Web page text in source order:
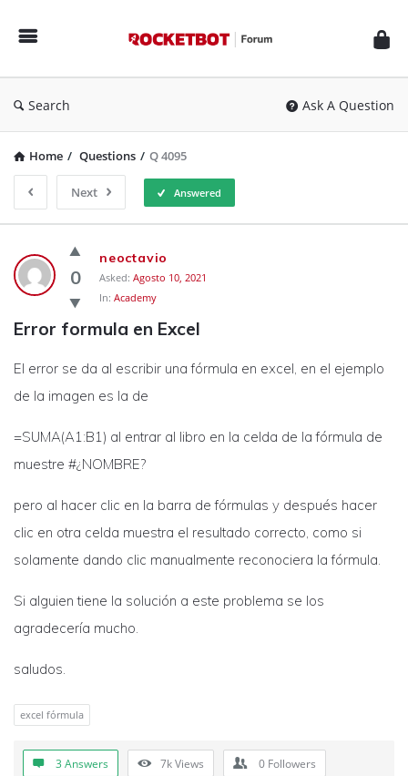
Forum
Search Ask A Question
Home / Questions / Q 4095
Next Answered
Rocketbot
Forum
Latest
Questions
0
neoctavio
Asked: Agosto 10, 2021
In: Academy
Error formula en Excel
El error se da al escribir una fórmula en excel, en el ejemplo
de la imagen es la de
=SUMA(A1:B1) al entrar al libro en la celda de la fórmula de
muestre #¿NOMBRE?
pero al hacer clic en la barra de fórmulas y después hacer
clic en otra celda muestra el resultado correcto, como si
solamente dando clic manualmente reconociera la fórmula.
Si alguien tiene la solución a este problema se los
agradecería mucho.
saludos.
excel fórmula
3 Answers 7kViews 0 Followers